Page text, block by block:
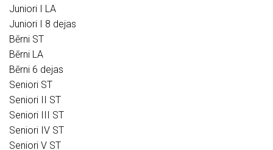
Juniori I LA
Juniori I 8 dejas
Bērni ST
Bērni LA
Bērni 6 dejas
Seniori ST
Seniori II ST
Seniori III ST
Seniori IV ST
Seniori V ST